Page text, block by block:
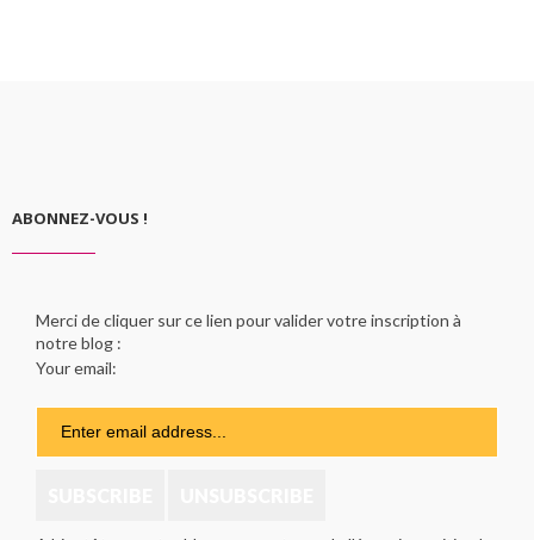
ABONNEZ-VOUS !
Merci de cliquer sur ce lien pour valider votre inscription à
notre blog :
Your email: